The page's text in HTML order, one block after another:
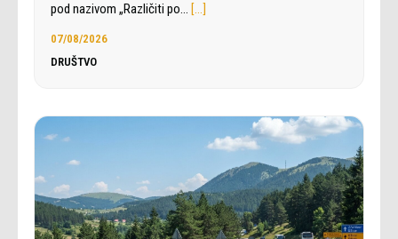
pod nazivom „Različiti po… […]
07/08/2026
DRUŠTVO